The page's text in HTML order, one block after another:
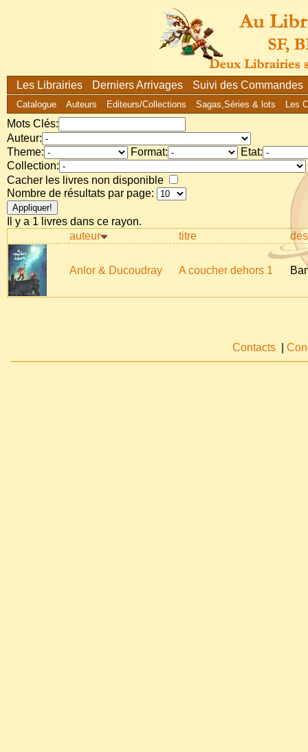
Les Librairies Derniers Arrivages Suivi des Commandes
Catalogue Auteurs Editeurs/Collections Sagas,Séries & lots Les
Mots Clés:
Auteur:
Theme:
Format:
Etat:
Collection:
Cacher les livres non disponible
Nombre de résultats par page:
Il y a 1 livres dans ce rayon.
auteur
titre
Anlor & Ducoudray A coucher dehors 1
Contacts |